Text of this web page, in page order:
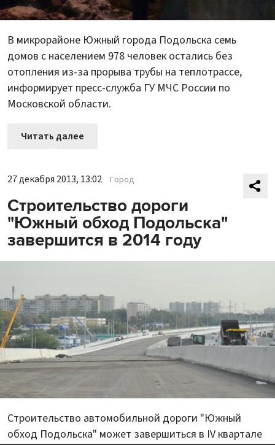
В микрорайоне Южный города Подольска семь
домов с населением 978 человек остались без
отопления из-за прорыва трубы на теплотрассе,
информирует пресс-служба ГУ МЧС России по
Московской области.
Читать далее
27 декабря 2013, 13:02 Город
Строительство дороги
"Южный обход Подольска"
завершится в 2014 году
Строительство автомобильной дороги "Южный
обход Подольска" может завершиться в IV квартале